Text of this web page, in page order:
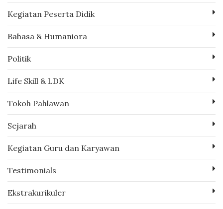
Kegiatan Peserta Didik
Bahasa & Humaniora
Politik
Life Skill & LDK
Tokoh Pahlawan
Sejarah
Kegiatan Guru dan Karyawan
Testimonials
Ekstrakurikuler